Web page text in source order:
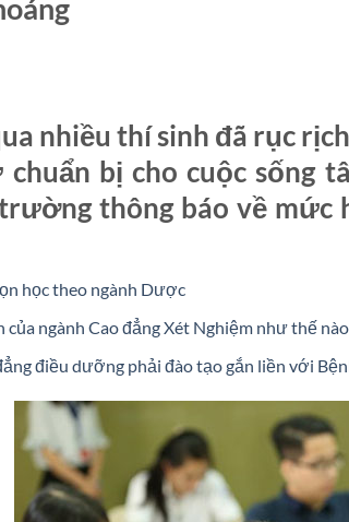
nhiều thí sinh đã rục
bị cho cuộc sống
thông báo về mức
học theo ngành Dược
ngành Cao đẳng Xét Nghiệm như thế
điều dưỡng phải đào tạo gắn liền với